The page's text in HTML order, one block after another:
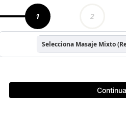
1 2
Selecciona Masaje Mixto